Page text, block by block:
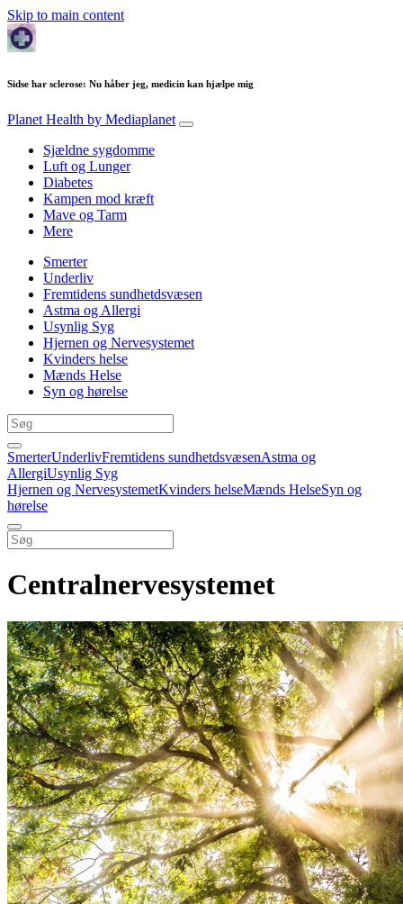
Skip to main content
Sidse har sclerose: Nu håber jeg, medicin kan hjælpe mig
Planet Health by Mediaplanet
Sjældne sygdomme
Luft og Lunger
Diabetes
Kampen mod kræft
Mave og Tarm
Mere
Smerter
Underliv
Fremtidens sundhetdsvæsen
Astma og Allergi
Usynlig Syg
Hjernen og Nervesystemet
Kvinders helse
Mænds Helse
Syn og hørelse
SmerterUnderlivFremtidens sundhetdsvæsenAstma og
AllergiUsynlig Syg
Hjernen og NervesystemetKvinders helseMænds HelseSyn og
hørelse
Centralnervesystemet